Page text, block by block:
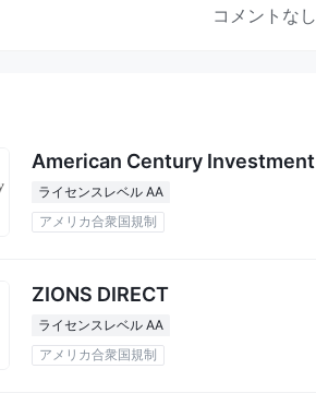
コメントなし
American Century Investment
ライセンスレベル AA
アメリカ合衆国規制
ZIONS DIRECT
ライセンスレベル AA
アメリカ合衆国規制